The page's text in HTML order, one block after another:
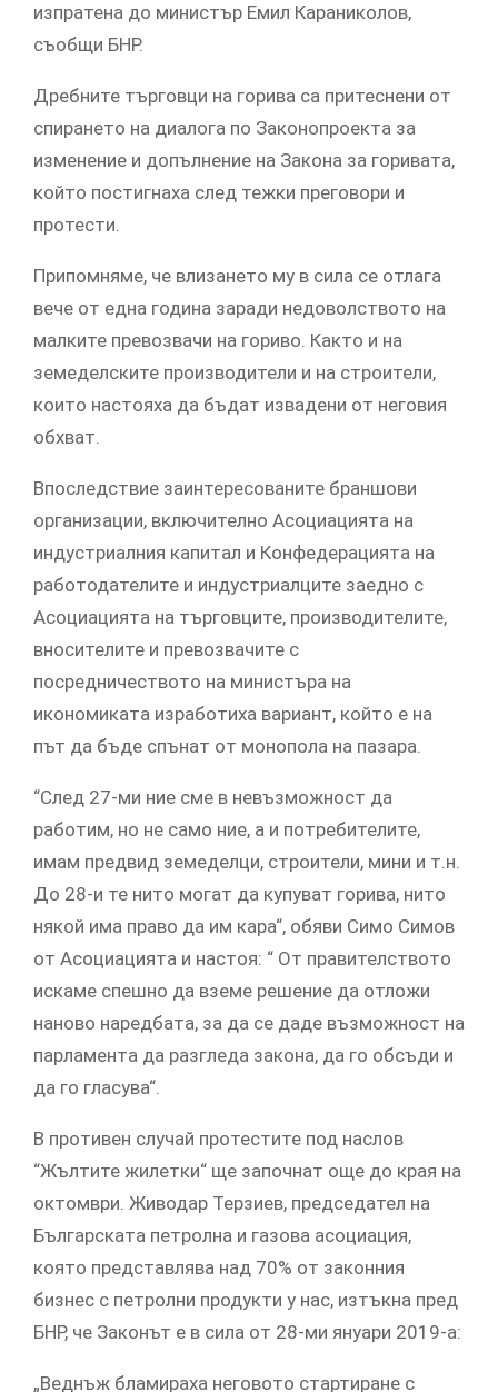
изпратена до министър Емил Караниколов,
съобщи БНР.
Дребните търговци на горива са притеснени от
спирането на диалога по Законопроекта за
изменение и допълнение на Закона за горивата,
който постигнаха след тежки преговори и
протести.
Припомняме, че влизането му в сила се отлага
вече от една година заради недоволството на
малките превозвачи на гориво. Както и на
земеделските производители и на строители,
които настояха да бъдат извадени от неговия
обхват.
Впоследствие заинтересованите браншови
организации, включително Асоциацията на
индустриалния капитал и Конфедерацията на
работодателите и индустриалците заедно с
Асоциацията на търговците, производителите,
вносителите и превозвачите с
посредничеството на министъра на
икономиката изработиха вариант, който е на
път да бъде спънат от монопола на пазара.
“След 27-ми ние сме в невъзможност да
работим, но не само ние, а и потребителите,
имам предвид земеделци, строители, мини и т.н.
До 28-и те нито могат да купуват горива, нито
някой има право да им кара“, обяви Симо Симов
от Асоциацията и настоя: “ От правителството
искаме спешно да вземе решение да отложи
наново наредбата, за да се даде възможност на
парламента да разгледа закона, да го обсъди и
да го гласува“.
В противен случай протестите под наслов
“Жълтите жилетки“ ще започнат още до края на
октомври. Живодар Терзиев, председател на
Българската петролна и газова асоциация,
която представлява над 70% от законния
бизнес с петролни продукти у нас, изтъкна пред
БНР, че Законът е в сила от 28-ми януари 2019-а:
„Веднъж бламираха неговото стартиране с